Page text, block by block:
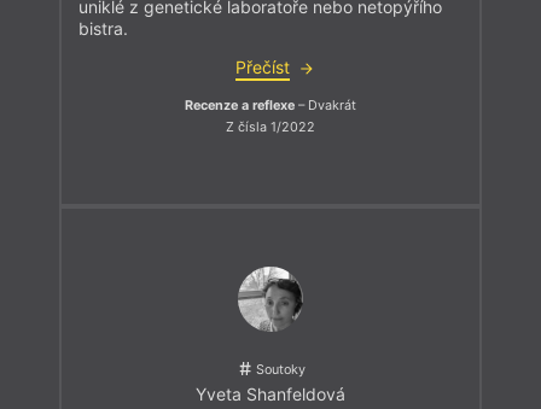
uniklé z genetické laboratoře nebo netopýřího
bistra.
Přečíst
Recenze a reflexe – Dvakrát
Z čísla 1/2022
Soutoky
Yveta Shanfeldová